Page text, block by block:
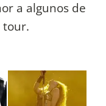
a algunos de
tour.